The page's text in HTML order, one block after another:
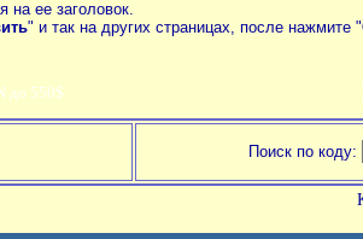
на ее заголовок.
" и так на других страницах, после нажмите "
до 550$
Поиск по коду: